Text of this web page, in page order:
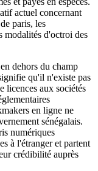
actuel concernant
paris, les
modalités d'octroi des
dehors du champ
qu'il n'existe pas
licences aux sociétés
en ligne ne
sénégalais.
numériques
à l'étranger et partent
crédibilité auprès